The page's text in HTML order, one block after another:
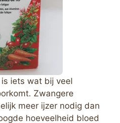
is iets wat bij veel
Zwangere
meer ijzer nodig dan
hoeveelheid bloed